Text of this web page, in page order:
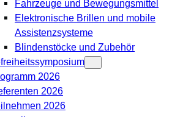
Fahrzeuge und Bewegungsmittel
Elektronische Brillen und mobile
Assistenzsysteme
Blindenstöcke und Zubehör
2026
2026
2026